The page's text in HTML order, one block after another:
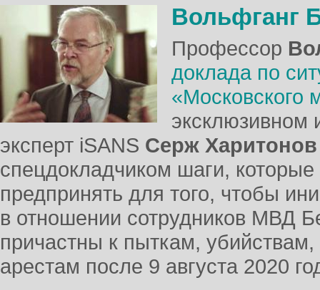
Вольфганг
Профессор
доклада по
«Московского
эксклюзивном
эксперт iSANS Серж Харитонов
спецдокладчиком шаги,
предпринять для того, чтобы
в отношении сотрудников МВД
причастны к пыткам,
арестам после 9 августа 2020